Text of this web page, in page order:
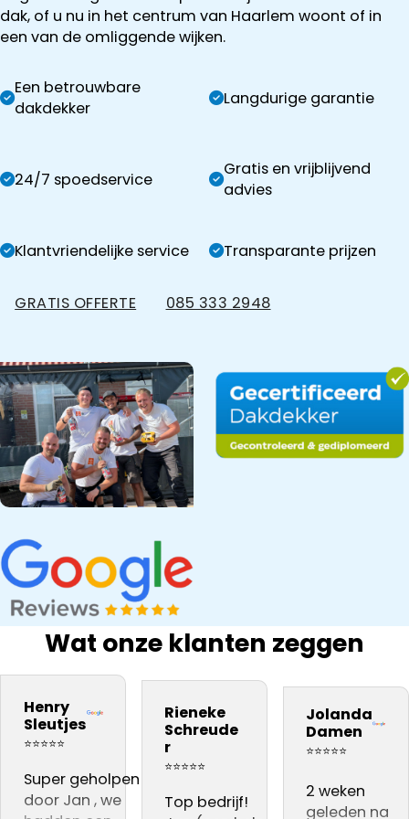
dak, of u nu in het centrum van Haarlem woont of in
een van de omliggende wijken.
Een betrouwbare
dakdekker
Langdurige garantie
24/7 spoedservice
Gratis en vrijblijvend
advies
Klantvriendelijke service Transparante prijzen
GRATIS OFFERTE 085 333 2948
Wat onze klanten zeggen
Henry
Sleutjes
⭐⭐⭐⭐⭐
Super geholpen
door Jan , we
bedrijf na onze
daarom aan
iedereen
adviseren .👍👍👍
Snel gewerkt.
kwaliteit.
Vooral dat
de
live gevolgd
Rieneke
Schreude
r
⭐⭐⭐⭐⭐
Top bedrijf!
materiaal.
vakmannen
Harrie en
hebben
voortreffelijke
werk
inspectie,
gebeld, die
reageerde
dag later
Jan al op het
Jolanda
Damen
⭐⭐⭐⭐⭐
2 weken
geleden na